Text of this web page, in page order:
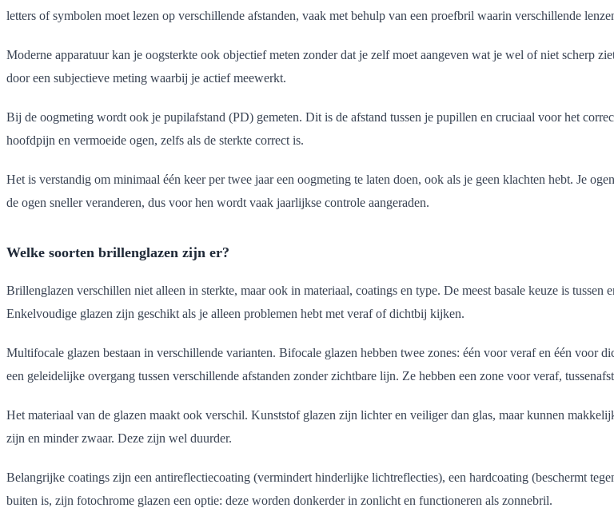
letters of symbolen moet lezen op verschillende afstanden, vaak met behulp van een proefbril waarin verschillende
Moderne apparatuur kan je oogsterkte ook objectief meten zonder dat je zelf moet aangeven wat je wel of niet scherp
door een subjectieve meting waarbij je actief meewerkt.
Bij de oogmeting wordt ook je pupilafstand (PD) gemeten. Dit is de afstand tussen je pupillen en cruciaal voor het
hoofdpijn en vermoeide ogen, zelfs als de sterkte correct is.
Het is verstandig om minimaal één keer per twee jaar een oogmeting te laten doen, ook als je geen klachten hebt. Je
de ogen sneller veranderen, dus voor hen wordt vaak jaarlijkse controle aangeraden.
Welke soorten brillenglazen zijn er?
Brillenglazen verschillen niet alleen in sterkte, maar ook in materiaal, coatings en type. De meest basale keuze is
Enkelvoudige glazen zijn geschikt als je alleen problemen hebt met veraf of dichtbij kijken.
Multifocale glazen bestaan in verschillende varianten. Bifocale glazen hebben twee zones: één voor veraf en één voor
een geleidelijke overgang tussen verschillende afstanden zonder zichtbare lijn. Ze hebben een zone voor veraf,
Het materiaal van de glazen maakt ook verschil. Kunststof glazen zijn lichter en veiliger dan glas, maar kunnen
zijn en minder zwaar. Deze zijn wel duurder.
Belangrijke coatings zijn een antireflectiecoating (vermindert hinderlijke lichtreflecties), een hardcoating (beschermt
buiten is, zijn fotochrome glazen een optie: deze worden donkerder in zonlicht en functioneren als zonnebril.